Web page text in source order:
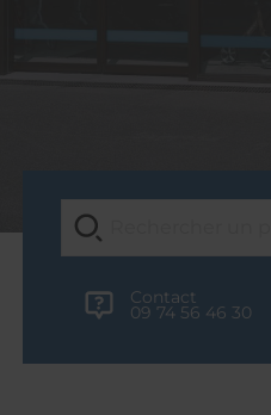
Contact
09 74 56 46 30